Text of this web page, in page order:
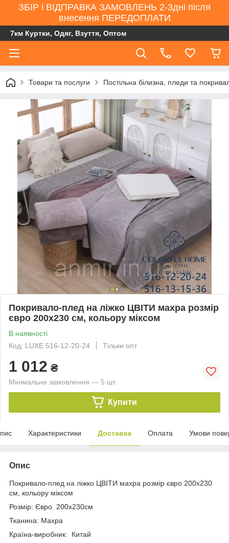
ЗБІР і ВІДПРАВКА ЗАМОВЛЕНЬ 2-3дні після
внесення ПЕРЕДОПЛАТИ
7км Куртки, Одяг, Взуття, Оптом
Товари та послуги Постільна білизна, пледи та
Покривало-плед на ліжко ЦВІТИ махра розмір
євро 200х230 см, кольору міксом
В наявності
Код: LUXE 516-12-20-24
Тільки опт
1 012 ₴
Мінімальне замовлення — 5 шт.
Купити
Характеристики Доставка Оплата Умови
Опис
Покривало-плед на ліжко ЦВІТИ махра розмір євро 200х230
см, кольору міксом
Розмір: Євро 200х230см
Тканина: Махра
Країна-виробник: Китай